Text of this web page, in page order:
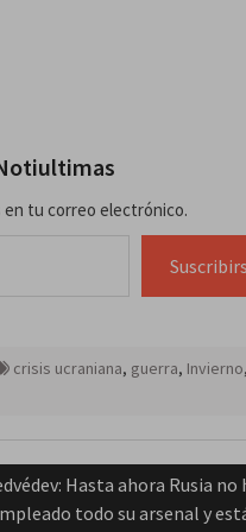
tu correo electrónico.
crisis ucraniana, guerra, Invierno,
Hasta ahora Rusia no
todo su arsenal y